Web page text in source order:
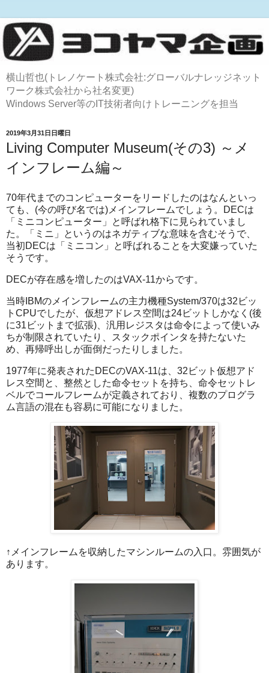
横山哲也(トレノケート株式会社:グローバルナレッジネット
ワーク株式会社から社名変更)
Windows Server等のIT技術者向けトレーニングを担当
2019年3月31日日曜日
Living Computer Museum(その3) ～メ
インフレーム編～
70年代までのコンピューターをリードしたのはなんといっ
ても、(今の呼び名では)メインフレームでしょう。DECは
「ミニコンピューター」と呼ばれ格下に見られていまし
た。「ミニ」というのはネガティブな意味を含むそうで、
当初DECは「ミニコン」と呼ばれることを大変嫌っていた
そうです。
DECが存在感を増したのはVAX-11からです。
当時IBMのメインフレームの主力機種System/370は32ビッ
トCPUでしたが、仮想アドレス空間は24ビットしかなく(後
に31ビットまで拡張)、汎用レジスタは命令によって使いみ
ちが制限されていたり、スタックポインタを持たないた
め、再帰呼出しが面倒だったりしました。
1977年に発表されたDECのVAX-11は、32ビット仮想アド
レス空間と、整然とした命令セットを持ち、命令セットレ
ベルでコールフレームが定義されており、複数のプログラ
ム言語の混在も容易に可能になりました。
↑メインフレームを収納したマシンルームの入口。雰囲気が
あります。